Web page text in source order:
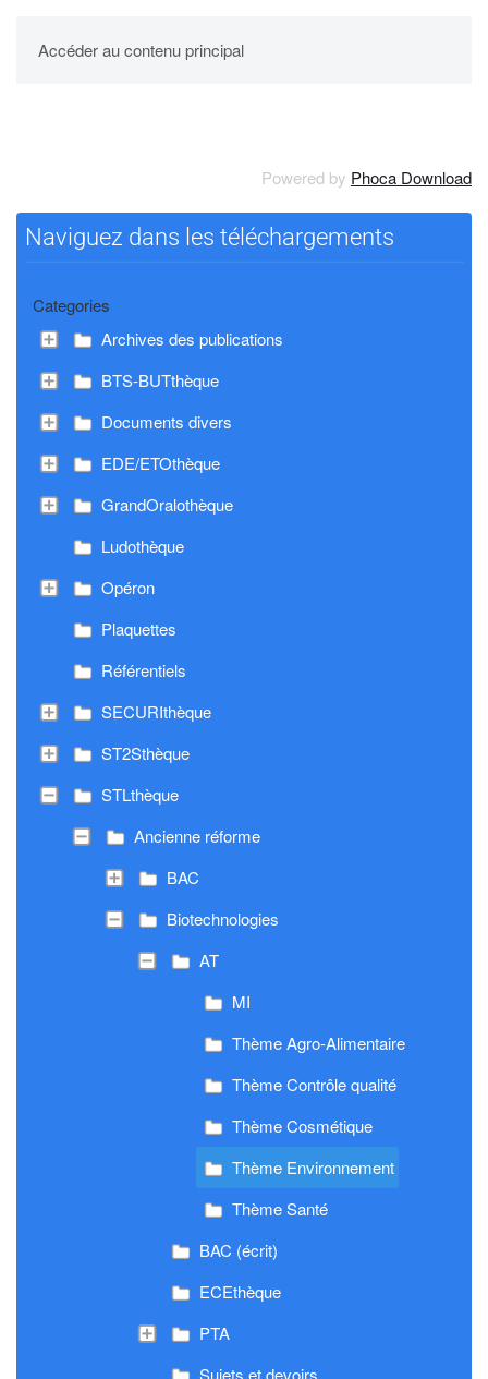
Accéder au contenu principal
UPBM
Powered by Phoca Download
Naviguez dans les téléchargements
Categories
Archives des publications
BTS-BUTthèque
Documents divers
EDE/ETOthèque
GrandOralothèque
Ludothèque
Opéron
Plaquettes
Référentiels
SECURIthèque
ST2Sthèque
STLthèque
Ancienne réforme
BAC
Biotechnologies
AT
MI
Thème Agro-Alimentaire
Thème Contrôle qualité
Thème Cosmétique
Thème Environnement
Thème Santé
BAC (écrit)
ECEthèque
PTA